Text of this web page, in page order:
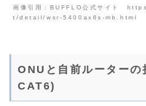
画像引用：BUFFLO公式サイト
t/detail/wsr-5400ax6s-mb.html
ONUと自前ルーター
CAT6)